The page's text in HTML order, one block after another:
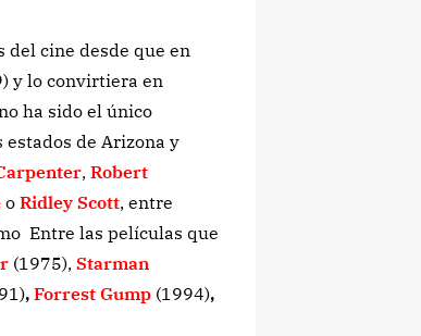
cine desde que en
y lo convirtiera en
ha sido el único
de Arizona y
, Robert
o Ridley Scott, entre
Entre las películas que
(1975), Starman
, Forrest Gump (1994),